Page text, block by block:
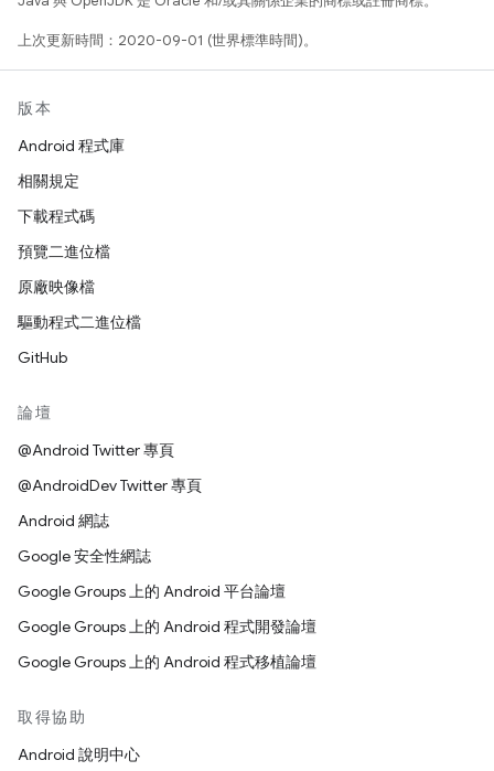
上次更新時間：2020-09-01 (世界標準時間)。
版本
Android 程式庫
相關規定
下載程式碼
預覽二進位檔
原廠映像檔
驅動程式二進位檔
GitHub
論壇
@Android Twitter 專頁
@AndroidDev Twitter 專頁
Android 網誌
Google 安全性網誌
Google Groups 上的 Android 平台論壇
Google Groups 上的 Android 程式開發論壇
Google Groups 上的 Android 程式移植論壇
取得協助
Android 說明中心